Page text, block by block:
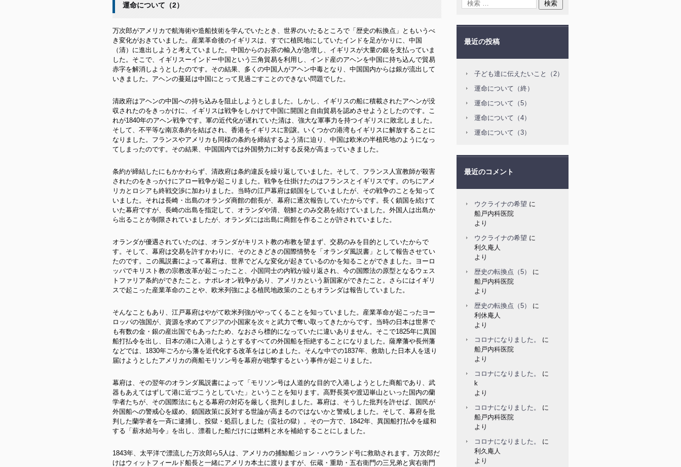
運命について（2）
万次郎がアメリカで航海術や造船技術を学んでいたとき、世界のいたるところで「歴史の転換点」ともいうべ
き変化がおきていました。産業革命後のイギリスは、すでに植民地にしていたインドを足がかりに、中国
（清）に進出しようと考えていました。中国からのお茶の輸入が急増し、イギリスが大量の銀を支払っていま
した。そこで、イギリスーインドー中国という三角貿易を利用し、インド産のアヘンを中国に持ち込んで貿易
赤字を解消しようとしたのです。その結果、多くの中国人がアヘン中毒となり、中国国内からは銀が流出して
いきました。アヘンの蔓延は中国にとって見過ごすことのできない問題でした。
清政府はアヘンの中国への持ち込みを阻止しようとしました。しかし、イギリスの船に積載されたアヘンが没
収されたのをきっかけに、イギリスは戦争をしかけて中国に開国と自由貿易を認めさせようとしたのです。こ
れが1840年のアヘン戦争です。軍の近代化が遅れていた清は、強大な軍事力を持つイギリスに敗北しました。
そして、不平等な南京条約を結ばされ、香港をイギリスに割譲。いくつかの港湾もイギリスに解放することに
なりました。フランスやアメリカも同様の条約を締結するよう清に迫り、中国は欧米の半植民地のようになっ
てしまったのです。その結果、中国国内では外国勢力に対する反発が高まっていきました。
条約が締結したにもかかわらず、清政府は条約違反を繰り返していました。そして、フランス人宣教師が殺害
されたのをきっかけにアロー戦争が起こりました。戦争を仕掛けたのはフランスとイギリスです。のちにアメ
リカとロシアも終戦交渉に加わりました。当時の江戸幕府は鎖国をしていましたが、その戦争のことを知って
いました。それは長崎・出島のオランダ商館の館長が、幕府に逐次報告していたからです。長く鎖国を続けて
いた幕府ですが、長崎の出島を指定して、オランダや清、朝鮮とのみ交易を続けていました。外国人は出島か
ら出ることが制限されていましたが、オランダには出島に商館を作ることが許されていました。
オランダが優遇されていたのは、オランダがキリスト教の布教を望まず、交易のみを 目的としていたからで
す。そして、 幕府は交易を許すかわりに、そのときどきの国際情勢を「オランダ風説書」として報告させてい
たのです。この風説書によって幕府は、世界でどんな変化が起きているのかを知ることができました。ヨーロ
ッパでキリスト教の宗教改革が起こったこと、小国同士の内戦が繰り返され、今の国際法の原型となるウェス
トファリア条約ができたこと。ナポレオン戦争があり、アメリカという新国家ができたこと。さらにはイギリ
スで起こった産業革命のことや、欧米列強による植民地政策のこともオランダは報告していました。
そんなこともあり、江戸幕府はやがて欧米列強がやってくることを知っていました。産業革命が起こったヨー
ロッパの強国が、資源を求めてアジアの小国家を次々と武力で奪い取ってきたからです。当時の日本は世界で
も有数の金・銀の産出国でもあったため、なおさら標的になっていたに違いありません。そこで1825年に異国
船打払令を出し、日本の港に入港しようとするすべての外国船を拒絶することになりました。薩摩藩や長州藩
などでは、1830年ごろから藩を近代化する改革をはじめました。そんな中での1837年、救助した日本人を送り
届けようとしたアメリカの商船モリソン号を幕府が砲撃するという事件が起こりました。
幕府は、その翌年のオランダ風説書によって「モリソン号は人道的な目的で入港しようとした商船であり、武
器もあえてはずして港に近づこうとしていた」ということを知ります。高野長英や渡辺崋山といった国内の蘭
学者たちが、その国際法にもとる幕府の対応を厳しく批判しました。幕府は、そうした批判を許せば、国民が
外国船への警戒心を緩め、鎖国政策に反対する世論が高まるのではないかと警戒しました。そして、幕府を批
判した蘭学者を一斉に逮捕し、投獄・処罰しました（蛮社の獄）。その一方で、1842年、異国船打払令を緩和
する「薪水給与令」を出し、漂着した船だけには燃料と水を補給することにしました。
1843年、太平洋で漂流した万次郎ら5人は、アメリカの捕鯨船ジョン・ハウランド号に救助されます。万次郎だ
けはウィットフィールド船長と一緒にアメリカ本土に渡りますが、伝蔵・重助・五右衛門の三兄弟と寅右衛門
最近の投稿
子ども達に伝えたいこと（2）
運命について（終）
運命について（5）
運命について（4）
運命について（3）
最近のコメント
ウクライナの希望 に
船戸内科医院
より
ウクライナの希望 に
利久庵人
より
歴史の転換点（5）
に
船戸内科医院
より
歴史の転換点（5）
に
利休庵人
より
コロナになりました。
に
船戸内科医院
より
コロナになりました。
に
k
より
コロナになりました。
に
船戸内科医院
より
コロナになりました。
に
利久庵人
より